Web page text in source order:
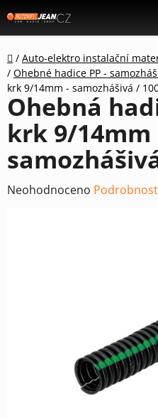
na
obsah
Domů
/ Auto-elektro instalační
/ Ohebné hadice PP -
krk 9/14mm - samozhášivá /
Ohebná
krk 9/14mm
Průměrné
Neohodnoceno